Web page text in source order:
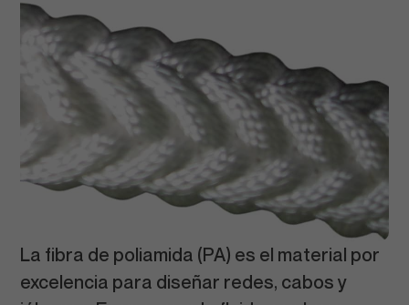
La fibra de poliamida (PA) es el material por
excelencia para diseñar redes, cabos y